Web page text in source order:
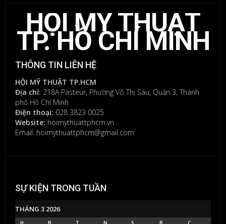
Bạn
đăng
nhập
để
gửi
bình
luận.
HỘI MỸ THUẬT
TP. HỒ CHÍ MINH
THÔNG TIN LIÊN HỆ
HỘI MỸ THUẬT TP.HCM
Địa chỉ: 218A Pasteur, Phường Võ Thị Sáu, Quận 3, Thành
phố Hồ Chí Minh
Điện thoại: 028 3823 0025
Website: hoimythuattphcm.vn
Email: hoimythuattphcm@gmail.com
SỰ KIỆN TRONG TUẦN
THÁNG 3 2026